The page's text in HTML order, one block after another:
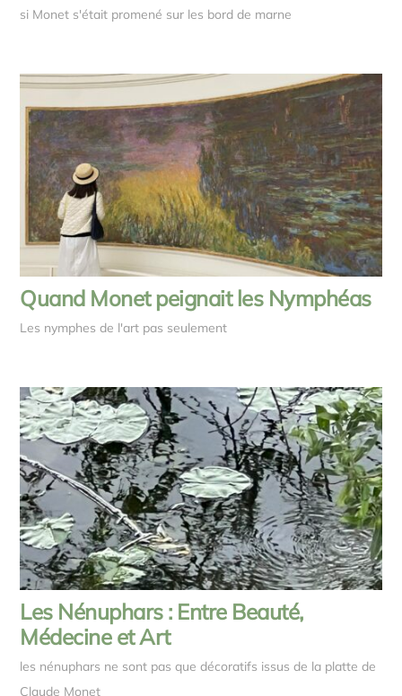
si Monet s'était promené sur les bord de marne
Quand Monet peignait les Nymphéas
Les nymphes de l'art pas seulement
Les Nénuphars : Entre Beauté,
Médecine et Art
les nénuphars ne sont pas que décoratifs issus de la platte de
Claude Monet